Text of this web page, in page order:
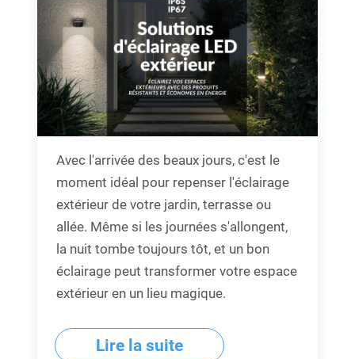
Avec l'arrivée des beaux jours, c'est le
moment idéal pour repenser l'éclairage
extérieur de votre jardin, terrasse ou
allée. Même si les journées s'allongent,
la nuit tombe toujours tôt, et un bon
éclairage peut transformer votre espace
extérieur en un lieu magique.
Lire la suite